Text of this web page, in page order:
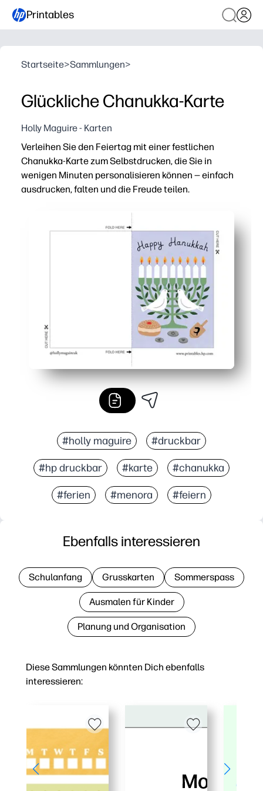
Printables
Startseite>Sammlungen>
Glückliche Chanukka-Karte
Holly Maguire - Karten
Verleihen Sie den Feiertag mit einer festlichen
Chanukka-Karte zum Selbstdrucken, die Sie in
wenigen Minuten personalisieren können — einfach
ausdrucken, falten und die Freude teilen.
In wenigen Minuten fertig — Sie drucken, falten und
Kinderfreundliches Engagement — Bitten Sie Ihre
Klassenzimmer- und gemeinschaftsfreundlich —
Flexibel und unkompliziert — verwenden Sie normales
#holly maguire #druckbar
#hp druckbar #karte #chanukka
#ferien #menora #feiern
Diese Sammlungen könnten Dich ebenfalls
interessieren:
Ebenfalls interessieren
Schulanfang Grusskarten Sommerspass
Ausmalen für Kinder
Planung und Organisation